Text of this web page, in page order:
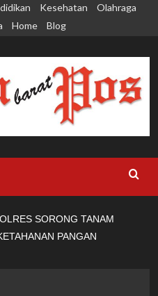
Kesehatan
Olahraga
Home Blog
SORONG TANAM
PANGAN